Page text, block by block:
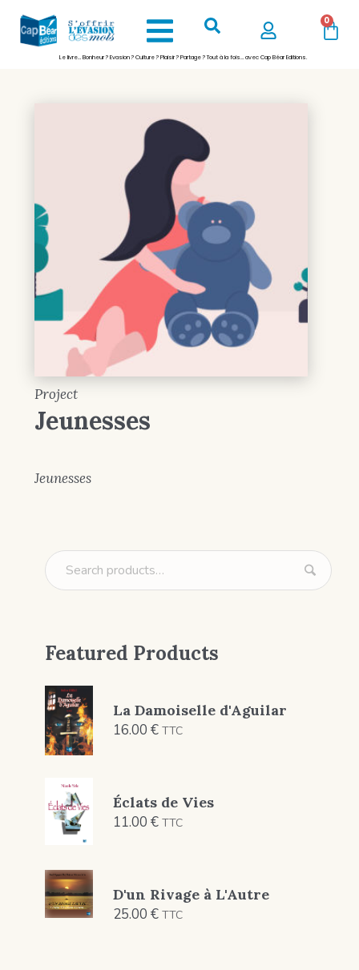
0
Le livre… Bonheur ? Evasion ? Culture ? Plaisir ? Partage ? Tout à la fois… avec Cap Béar Editions.
Project
Jeunesses
Jeunesses
Featured Products
La Damoiselle d'Aguilar
16.00 € TTC
Éclats de Vies
11.00 € TTC
D'un Rivage à L'Autre
25.00 € TTC